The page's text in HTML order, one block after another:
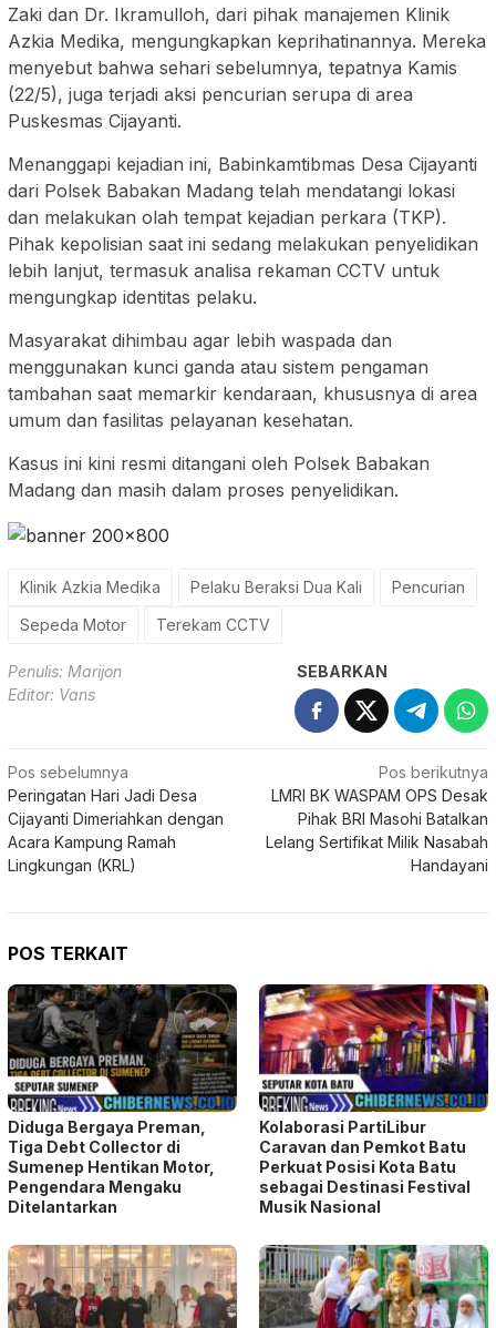
Zaki dan Dr. Ikramulloh, dari pihak manajemen Klinik
Azkia Medika, mengungkapkan keprihatinannya. Mereka
menyebut bahwa sehari sebelumnya, tepatnya Kamis
(22/5), juga terjadi aksi pencurian serupa di area
Puskesmas Cijayanti.
Menanggapi kejadian ini, Babinkamtibmas Desa Cijayanti
dari Polsek Babakan Madang telah mendatangi lokasi
dan melakukan olah tempat kejadian perkara (TKP).
Pihak kepolisian saat ini sedang melakukan penyelidikan
lebih lanjut, termasuk analisa rekaman CCTV untuk
mengungkap identitas pelaku.
Masyarakat dihimbau agar lebih waspada dan
menggunakan kunci ganda atau sistem pengaman
tambahan saat memarkir kendaraan, khususnya di area
umum dan fasilitas pelayanan kesehatan.
Kasus ini kini resmi ditangani oleh Polsek Babakan
Madang dan masih dalam proses penyelidikan.
Klinik Azkia Medika Pelaku Beraksi Dua Kali
Pencurian
Sepeda Motor
Terekam CCTV
Penulis: Marijon
Editor: Vans
SEBARKAN
Navigasi
pos
Pos sebelumnya
Peringatan Hari Jadi Desa
Cijayanti Dimeriahkan dengan
Acara Kampung Ramah
Lingkungan (KRL)
Pos berikutnya
LMRI BK WASPAM OPS Desak
Pihak BRI Masohi Batalkan
Lelang Sertifikat Milik Nasabah
Handayani
POS TERKAIT
Diduga Bergaya Preman,
Tiga Debt Collector di
Sumenep Hentikan Motor,
Pengendara Mengaku
Ditelantarkan
Kolaborasi PartiLibur
Caravan dan Pemkot Batu
Perkuat Posisi Kota Batu
sebagai Destinasi Festival
Musik Nasional